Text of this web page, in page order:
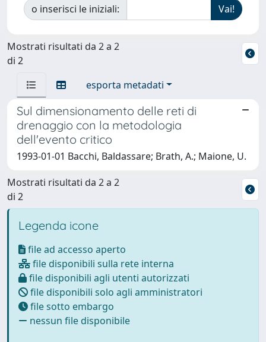
o inserisci le iniziali:
Mostrati risultati da 2 a 2
di 2
esporta metadati
Sul dimensionamento delle reti di
drenaggio con la metodologia
dell'evento critico
1993-01-01 Bacchi, Baldassare; Brath, A.; Maione, U.
Mostrati risultati da 2 a 2
di 2
Legenda icone
file ad accesso aperto
file disponibili sulla rete interna
file disponibili agli utenti autorizzati
file disponibili solo agli amministratori
file sotto embargo
nessun file disponibile